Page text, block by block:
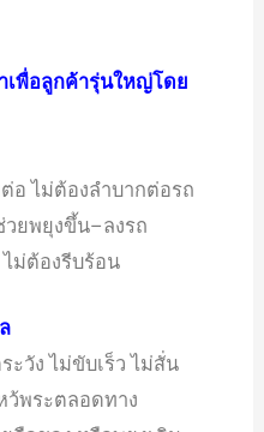
เพื่อลูกค้ารุ่นใหญ่โดย
อ ไม่ต้องลำบากต่อรถ
ยพยุงขึ้น–ลงรถ
ไม่ต้องรีบร้อน
ะวัง ไม่ขับเร็ว ไม่สั่น
พระตลอดทาง